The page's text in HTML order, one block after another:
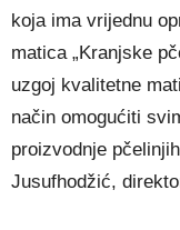
koja ima vrijednu
matica „Kranjske
uzgoj kvalitetne
način omogućiti
proizvodnje
Jusufhodžić,